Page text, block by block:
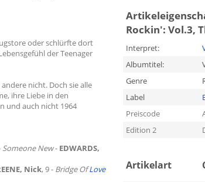
oder schlürfte dort
der Teenager
nicht. Doch sie alle
ihre Liebe in den
und auch nicht 1964
Someone New- EDWARDS,
Nick, 9 - Bridge OfLove
Rockin': Vol.3,
Interpret:
Albumtitel:
Genre
Label
Preiscode
Edition 2
Artikelart